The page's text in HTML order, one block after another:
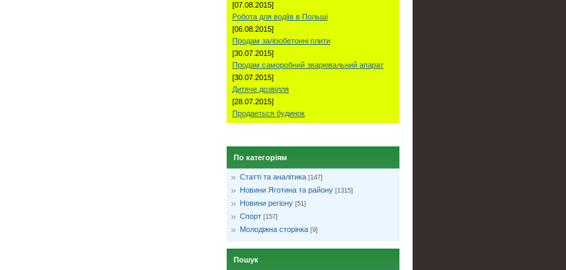
[07.08.2015]
Робота для водіїв в Польші
[06.08.2015]
Продам залізобетонні плити
[30.07.2015]
Продам саморобний зварювальний апарат
[30.07.2015]
Дитяче дозвілля
[28.07.2015]
Продаеться будинок
По категоріям
Статті та аналітика [147]
Новини Яготина та району [1315]
Новини регіону [51]
Спорт [157]
Молодіжна сторінка [9]
Пошук